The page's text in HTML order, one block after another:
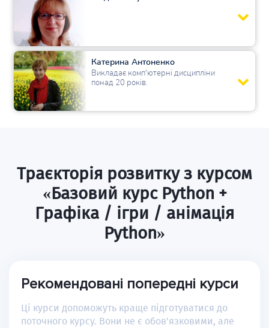
Катерина Антоненко
Викладає комп'ютерні дисципліни
понад 20 років.
Траєкторія розвитку з курсом
«Базовий курс Python +
Графіка / ігри / анімація
Python»
Рекомендовані попередні курси
Ці курси допоможуть краще підготуватися до
поточного курсу. Вони не є обов'язковими, але